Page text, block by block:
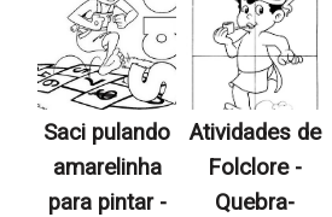
Saci pulando
amarelinha
para pintar -
Atividades de
Folclore -
Quebra-